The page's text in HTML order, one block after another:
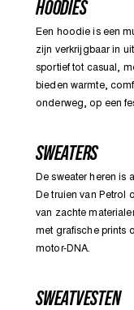
HOODIES
Een hoodie is een
zijn verkrijgbaar in
sportief tot casual,
bieden warmte,
onderweg, op een
SWEATERS
De sweater heren is
De truien van Petrol
van zachte
met grafische prints
motor-DNA.
SWEATVESTEN